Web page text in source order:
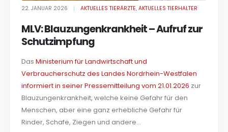
22. JANUAR 2026 AKTUELLES TIERÄRZTE,AKTUELLES TIERHALTER
MLV: Blauzungenkrankheit – Aufruf zur
Schutzimpfung
DasMinisterium für Landwirtschaft und
Verbraucherschutz des Landes Nordrhein-Westfalen
informiert in seiner Pressemitteilung vom 21.01.2026 zur
Blauzungenkrankheit, welche keine Gefahr für den
Menschen, aber eine ganz erhebliche Gefahr für
Rinder, Schafe, Ziegen und andere...